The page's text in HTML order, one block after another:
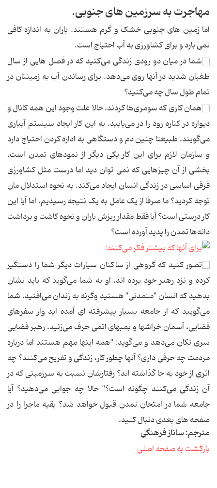
مهاجرت به سرزمین های جنوبی.
اما زمین های جنوبی خشک و گرم هستند. باران به اندازه کافی
نمی بارد و برای کشاورزی به آب احتیاج است.
شما در میان دو رودی زندگی می‌کنید که در فصل هایی از سال
طغیان شدید در آنها روی می‌دهد. برای رساندن آب به زمینتان در
تمام طول سال چه می‌کنید؟
همان کاری که سومری‌ها کردند. حالا علت وجود این همه کانال و
دیواره در کناره رود را در می‌یابید. به این کار ایجاد سیستم آبیاری
می‌گویند. طبیعتا چنین دم و دستگاهی به اداره کردن احتیاج دارد
و سازمان لازم برای این کار یکی دیگر از نمودهای تمدن است.
بخشی از آن چیزهایی که نمی توان دید اما درست مثل کشاورزی
فرقی اساسی در زندگی انسان ایجاد می‌کند. به نحوه استدلال مان
توجه کردید؟ ما صرفا از یک عامل به یک نتیجه رسیدیم. اما آیا این
کار درستی است؟ آیا فقط مقدار ریزش باران و نحوه کاشت و برداشت
دانه‌ها تمدن را پدید آورده است؟
تصور کنید که گروهی از ساکنان سیارات دیگر شما را دستگیر
کرده و نزد رهبر خود برده اند. او به شما می‌گوید که باید نشان
بدهید که انسان "متمدنی" هستید وگرنه به زندان می‌افتید. شما
می‌گویید که از جامعه بسیار پیشرفته ای آمده اید واز سفرهای
فضایی، آسمان خراشها و بمبهای اتمی حرف می‌زنید. رهبر فضایی
سری تکان می‌دهد و می‌گوید: "همه اینها مهم هستند اما درباره
مردمت چه حرفی داری؟ آنها چطور کار، زندگی و تفریح می‌کنند؟ چه
اثری از خود به جا گذاشته اند؟ رفتارشان نسبت به سرزمینی که در
آن زندگی می‌کنند چگونه است؟" حالا چه جوابی می‌دهید؟ آیا
جامعه شما در امتحان تمدن قبول خواهد شد؟ بقیه ماجرا را در
صفحه های بعدی دنبال کنید.
مترجم: ساناز فرهنگی
بازگشت به صفحه اصلی